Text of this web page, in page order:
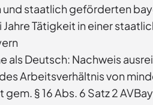
staatlich geförderten
Jahre Tätigkeit in einer
als Deutsch: Nachweis
Arbeitsverhältnis von
§ 16 Abs. 6 Satz 2